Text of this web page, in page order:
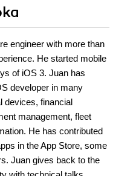
engineer with more than
He started mobile
of iOS 3. Juan has
developer in many
devices, financial
management, fleet
He has contributed
in the App Store, some
Juan gives back to the